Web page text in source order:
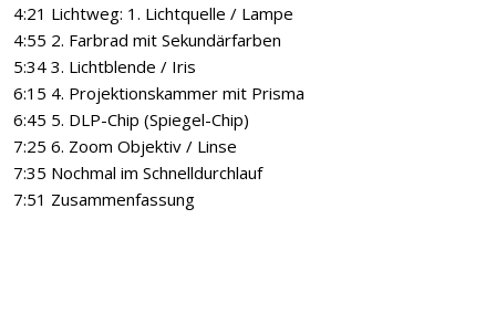
4:21 Lichtweg: 1. Lichtquelle / Lampe
4:55 2. Farbrad mit Sekundärfarben
5:34 3. Lichtblende / Iris
6:15 4. Projektionskammer mit Prisma
6:45 5. DLP-Chip (Spiegel-Chip)
7:25 6. Zoom Objektiv / Linse
7:35 Nochmal im Schnelldurchlauf
7:51 Zusammenfassung